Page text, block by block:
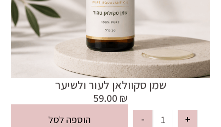
שמן סקוולאן לעור ולשיער
59.00 ₪
- + הוספה לסל